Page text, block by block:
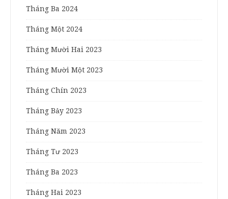
Tháng Ba 2024
Tháng Một 2024
Tháng Mười Hai 2023
Tháng Mười Một 2023
Tháng Chín 2023
Tháng Bảy 2023
Tháng Năm 2023
Tháng Tư 2023
Tháng Ba 2023
Tháng Hai 2023